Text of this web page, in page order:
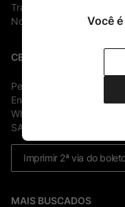
Trabalhe conosco
Nossas Lojas
CENTRAL DE AJUDA
Perguntas Frequentes
Envie um e-mail
Whatsapp
SAC 0800 721 8881
Imprimir 2ª via do
MAIS BUSCADOS
Você